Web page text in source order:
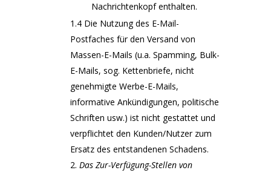
Nachrichtenkopf enthalten.
1.4 Die Nutzung des E-Mail-
Postfaches für den Versand von
Massen-E-Mails (u.a. Spamming, Bulk-
E-Mails, sog. Kettenbriefe, nicht
genehmigte Werbe-E-Mails,
informative Ankündigungen, politische
Schriften usw.) ist nicht gestattet und
verpflichtet den Kunden/Nutzer zum
Ersatz des entstandenen Schadens.
Das Zur-Verfügung-Stellen von